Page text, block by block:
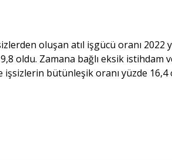
oluşan atıl işgücü oranı 2022
oldu. Zamana bağlı eksik istihdam
bütünleşik oranı yüzde